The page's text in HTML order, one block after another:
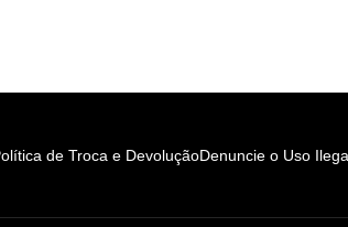
de Troca e DevoluçãoDenuncie o Uso